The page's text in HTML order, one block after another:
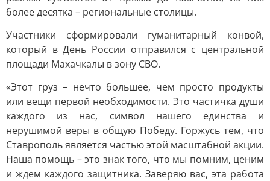
более десятка – региональные столицы.
Участники сформировали гуманитарный конвой,
который в День России отправился с центральной
площади Махачкалы в зону СВО.
«Этот груз – нечто большее, чем просто продукты
или вещи первой необходимости. Это частичка души
каждого из нас, символ нашего единства и
нерушимой веры в общую Победу. Горжусь тем, что
Ставрополь является частью этой масштабной акции.
Наша помощь – это знак того, что мы помним, ценим
и ждем каждого защитника. Заверяю вас, эта работа